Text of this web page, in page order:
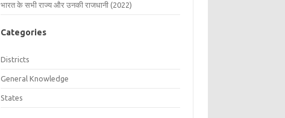
भारत के सभी राज्य और उनकी राजधानी (2022)
Categories
Districts
General Knowledge
States